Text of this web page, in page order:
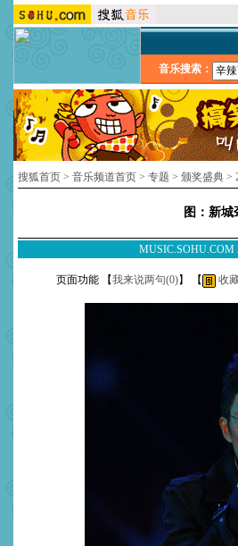
音乐搜索：
搜狐首页 > 音乐频道首页 > 专题 > 颁奖盛典 >
图：新城
MUSIC.SOHU.COM
页面功能 【我来说两句(0)】 【 收